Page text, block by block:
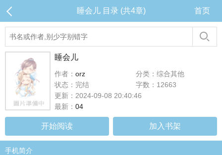
睡会儿 目录 (共4章) 首页
睡会儿
作者： orz
分类：综合其他
状态：完结
字数：12663
更新：2024-09-08 20:40:46
最新： 04
开始阅读 加入书架
手机简介